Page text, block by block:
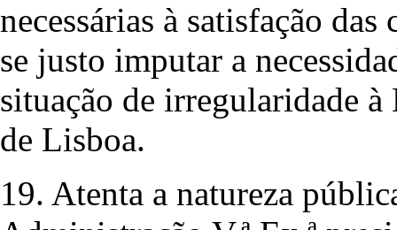
necessárias à satisfação
se justo imputar a
situação de irregularidade
de Lisboa.
19. Atenta a natureza